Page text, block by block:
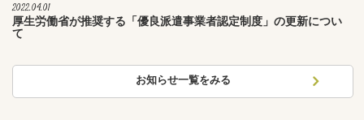
2022.04.01
厚生労働省が推奨する「優良派遣事業者認定制度」の更新につい
て
お知らせ一覧をみる